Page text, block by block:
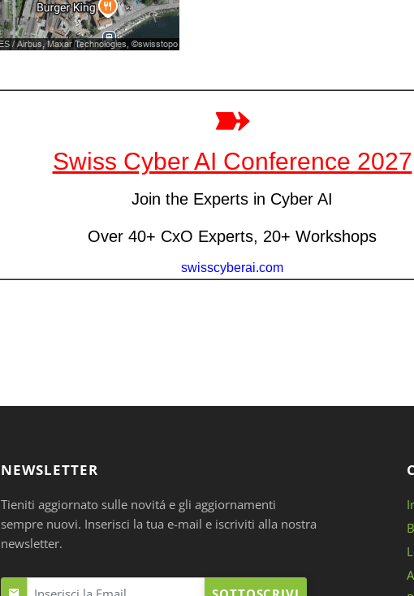
NEWSLETTER
Tieniti aggiornato sulle novitá e gli aggiornamenti
sempre nuovi. Inserisci la tua e-mail e iscriviti alla nostra
newsletter.